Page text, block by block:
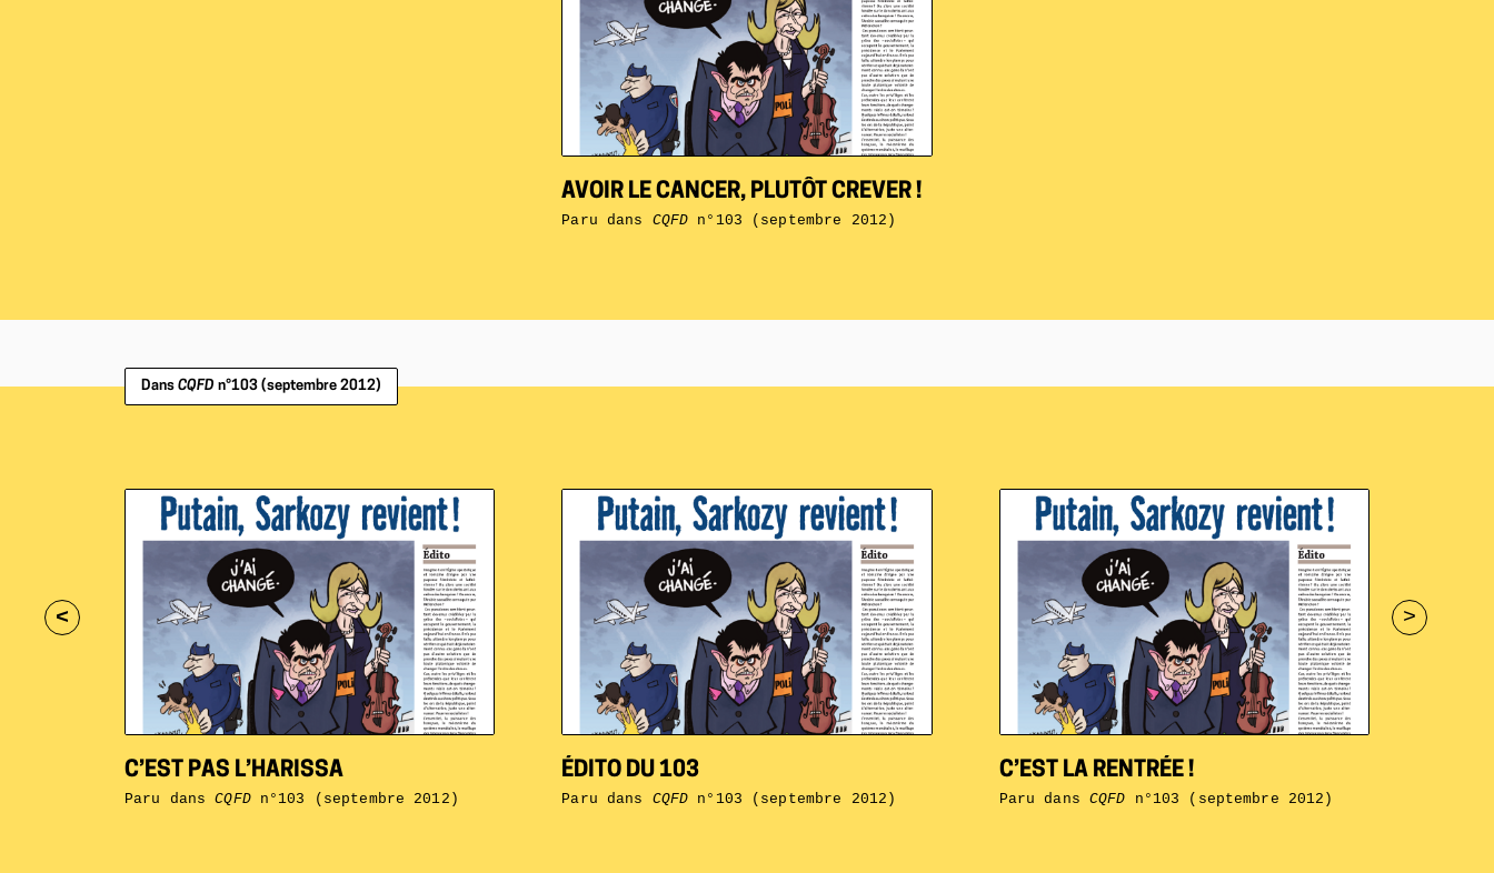
AVOIR LE CANCER, PLUTÔT CREVER !
Paru dans CQFD n°103 (septembre 2012)
< >
Dans CQFD n°103 (septembre 2012)
C’EST PAS L’HARISSA
Paru dansCQFDn°103 (septembre 2012)
ÉDITO DU 103
Paru dans CQFD n°103 (septembre 2012)
C’EST LA RENTRÉE !
Paru dans CQFD n°103 (septembre 2012)